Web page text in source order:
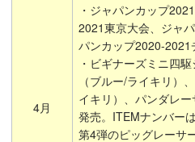
4月
・ジャパンカップ
2021東京大会、ジャ
パンカップ2020-2021
・ビギナーズミニ四
（ブルー/ライキリ）
イキリ）、パンダレ
発売。ITEMナンバー
第4弾のピッグレーサ